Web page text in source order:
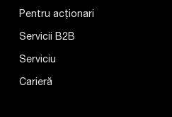
Pentru acționari
Servicii B2B
Serviciu
Carieră